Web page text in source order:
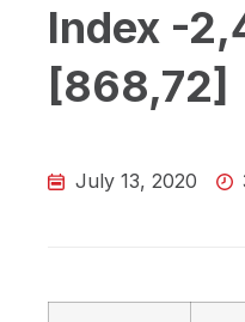
Index -
[868,72]
July 13, 2020